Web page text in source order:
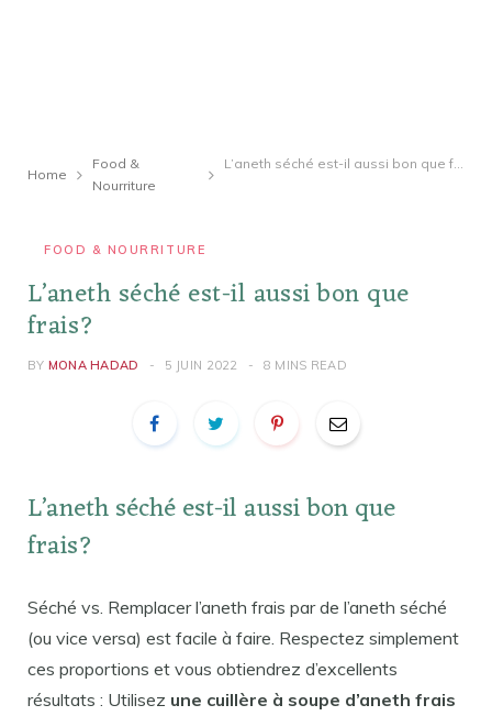
Home
Food &
Nourriture
L’aneth séché est-il aussi bon que frais?
FOOD & NOURRITURE
L’aneth séché est-il aussi bon que
frais?
BY MONA HADAD 5 JUIN 2022 8 MINS READ
L’aneth séché est-il aussi bon que
frais?
Séché vs. Remplacer l’aneth frais par de l’aneth séché
(ou vice versa) est facile à faire. Respectez simplement
ces proportions et vous obtiendrez d’excellents
résultats : Utilisez une cuillère à soupe d’aneth frais